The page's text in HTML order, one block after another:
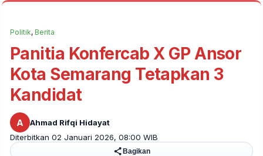
Politik, Berita
Panitia Konfercab X GP Ansor
Kota Semarang Tetapkan 3
Kandidat
A
Ahmad Rifqi Hidayat
Diterbitkan 02 Januari 2026, 08:00 WIB
Bagikan